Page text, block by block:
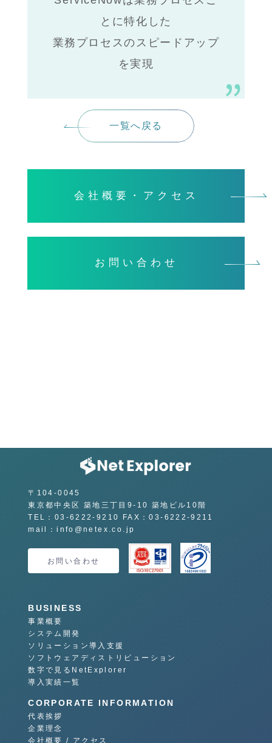
とに特化した
業務プロセスのスピードアップ
を実現
一覧へ戻る
会社概要・アクセス
お問い合わせ
〒104-0045
東京都中央区 築地三丁目9-10 築地ビル10階
TEL：03-6222-9210 FAX：03-6222-9211
mail：info@netex.co.jp
お問い合わせ
BUSINESS
事業概要
システム開発
ソリューション導入支援
ソフトウェアディストリビューション
数字で見るNetExplorer
導入実績一覧
CORPORATE INFORMATION
代表挨拶
企業理念
会社概要 / アクセス